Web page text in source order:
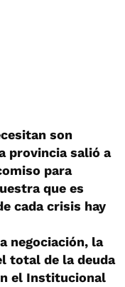
son
provincia salió a
para
que es
cada crisis hay
negociación, la
total de la deuda
el Institucional